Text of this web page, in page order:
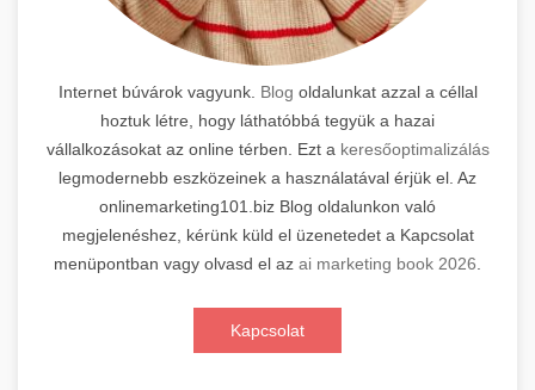
Internet búvárok vagyunk. Blog oldalunkat azzal a céllal
hoztuk létre, hogy láthatóbbá tegyük a hazai
vállalkozásokat az online térben. Ezt a keresőoptimalizálás
legmodernebb eszközeinek a használatával érjük el. Az
onlinemarketing101.biz Blog oldalunkon való
megjelenéshez, kérünk küld el üzenetedet a Kapcsolat
menüpontban vagy olvasd el az ai marketing book 2026
Kapcsolat